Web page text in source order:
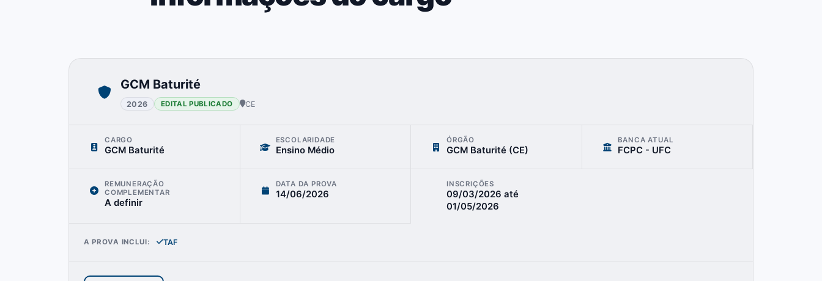
GCM Baturité
2026 EDITAL PUBLICADO CE
CARGO
GCM Baturité
ESCOLARIDADE
Ensino Médio
ÓRGÃO
GCM Baturité (CE)
BANCA ATUAL
FCPC - UFC
REMUNERAÇÃO
COMPLEMENTAR
A definir
DATA DA PROVA
14/06/2026
INSCRIÇÕES
09/03/2026 até
01/05/2026
A PROVA INCLUI: TAF